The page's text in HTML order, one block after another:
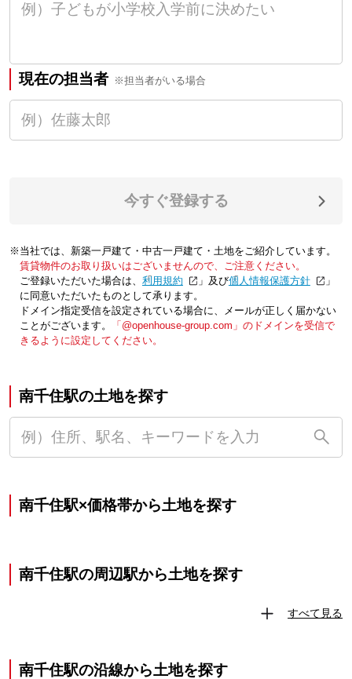
現在の担当者 ※担当者がいる場合
今すぐ登録する
※当社では、新築一戸建て・中古一戸建て・土地をご紹介しています。
賃貸物件のお取り扱いはございませんので、ご注意ください。
ご登録いただいた場合は、「利用規約 」及び「個人情報保護方針
」
に同意いただいたものとして承ります。
ドメイン指定受信を設定されている場合に、メールが正しく届かない
ことがございます。
「@openhouse-group.com」のドメインを受信で
きるように設定してください。
南千住駅の土地を探す
南千住駅×価格帯から土地を探す
南千住駅の周辺駅から土地を探す
すべて見る
南千住駅の沿線から土地を探す